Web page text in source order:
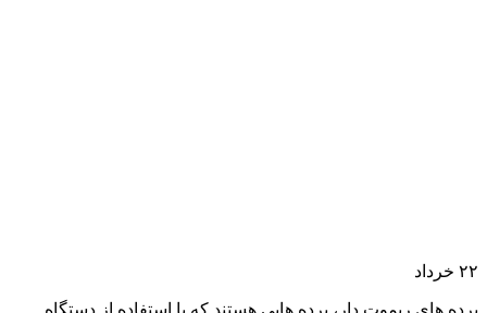
۲۲ خرداد
پرده های ریموت دار، پرده هایی هستند که با استفاده از دستگاه